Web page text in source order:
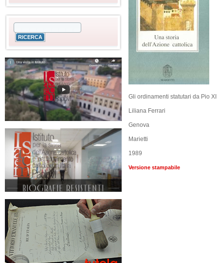
Gli ordinamenti statutari da Pio XI
Liliana Ferrari
Genova
Marietti
1989
Versione stampabile